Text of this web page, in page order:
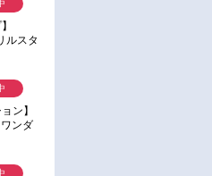
ルスタ
南雲
ン】
ンダ
レク